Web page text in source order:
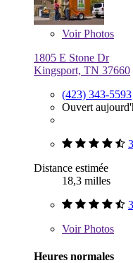
VoirPhotos
1805 E Stone Dr
Kingsport, TN 37660
(423) 343-5593
Ouvert
Distance estimée
18,3 milles
VoirPhotos
Heures normales